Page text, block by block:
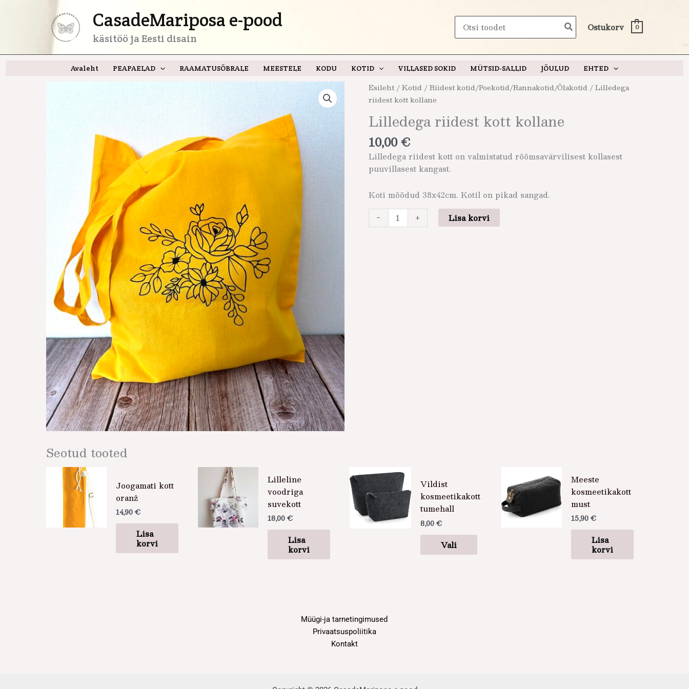
CasadeMariposa e-pood
käsitöö ja Eesti disain
Search
for:
Ostukorv 0
Avaleht PEAPAELAD RAAMATUSÕBRALE MEESTELE KODU KOTID VILLASED SOKID MÜTSID-SALLID JÕULUD EHTED
Esileht/Kotid/Riidest kotid/Poekotid/Rannakotid/Õlakotid/ Lilledega
riidest kott kollane
Lilledega riidest kott kollane
10,00€
Lilledega riidest kott on valmistatud rõõmsavärvilisest kollasest
puuvillasest kangast.
Koti mõõdud 38x42cm. Kotil on pikad sangad.
-
Lilledega
riidest
kollane
kogus
+ Lisa korvi
Seotud tooted
Joogamati kott
oranž
14,90€
Lisa
korvi
Lilleline
voodriga
suvekott
18,00€
Lisa
korvi
Vildist
kosmeetikakott
tumehall
8,00€
Vali
on
Valikuid
Meeste
kosmeetikakott
must
15,90€
Lisa
korvi
Müügi-ja tarnetingimused
Privaatsuspoliitika
Kontakt